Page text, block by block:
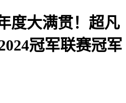
度大满贯！超凡
冠军联赛冠军